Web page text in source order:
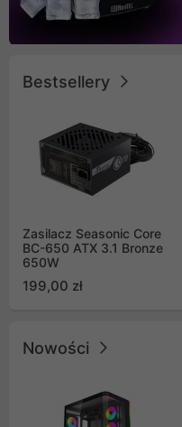
Bestsellery
Zasilacz Seasonic Core
BC-650 ATX 3.1 Bronze
650W
199,00 zł
Nowości